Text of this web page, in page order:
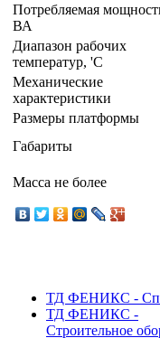
Потребляемая
ВА
Диапазон рабочих
температур, 'С
Механические
характеристики
Размеры платформы
Габариты
Масса не более
ТД ФЕНИКС -
ТД ФЕНИКС -
Строительное